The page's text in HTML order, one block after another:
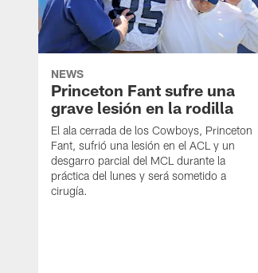
NEWS
Princeton Fant sufre una
grave lesión en la rodilla
El ala cerrada de los Cowboys, Princeton
Fant, sufrió una lesión en el ACL y un
desgarro parcial del MCL durante la
práctica del lunes y será sometido a
cirugía.